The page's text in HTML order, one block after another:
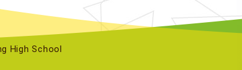
High School